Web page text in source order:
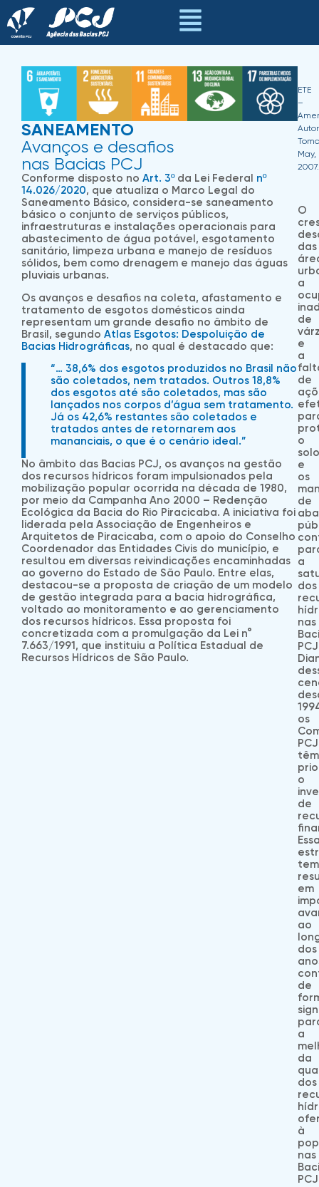
SANEAMENTO
Avanços e desafios
nas Bacias PCJ
Conforme disposto no Art. 3ºda Lei Federal nº
14.026/2020, que atualiza o Marco Legal do
Saneamento Básico, considera-se saneamento
básico o conjunto de serviços públicos,
infraestruturas e instalações operacionais para
abastecimento de água potável, esgotamento
sanitário, limpeza urbana e manejo de resíduos
sólidos, bem como drenagem e manejo das águas
pluviais urbanas.
Os avanços e desafios na coleta, afastamento e
tratamento de esgotos domésticos ainda
representam um grande desafio no âmbito de
Brasil, segundo Atlas Esgotos: Despoluição de
Bacias Hidrográficas, no qual é destacado que:
No âmbito das Bacias PCJ, os avanços na gestão
dos recursos hídricos foram impulsionados pela
mobilização popular ocorrida na década de 1980,
por meio da Campanha Ano 2000 – Redenção
Ecológica da Bacia do Rio Piracicaba. A iniciativa foi
liderada pela Associação de Engenheiros e
Arquitetos de Piracicaba, com o apoio do Conselho
Coordenador das Entidades Civis do município, e
resultou em diversas reivindicações encaminhadas
ao governo do Estado de São Paulo. Entre elas,
destacou-se a proposta de criação de um modelo
de gestão integrada para a bacia hidrográfica,
voltado ao monitoramento e ao gerenciamento
dos recursos hídricos. Essa proposta foi
concretizada com a promulgação da Lei n°
7.663/1991, que instituiu a Política Estadual de
Recursos Hídricos de São Paulo.
“… 38,6% dos esgotos produzidos no Brasil não
são coletados, nem tratados. Outros 18,8%
dos esgotos até são coletados, mas são
lançados nos corpos d’água sem tratamento.
Já os 42,6% restantes são coletados e
tratados antes de retornarem aos
mananciais, o que é o cenário ideal.”
ETE
–
May,
2007.
O
das
a
de
e
a
de
o
solo
e
os
de
a
dos
nas
os
PCJ
têm
o
de
tem
em
ao
dos
de
a
da
dos
à
nas